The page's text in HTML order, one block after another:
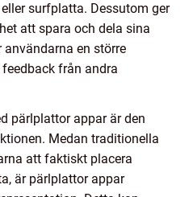
surfplatta. Dessutom ger
att spara och dela sina
användarna en större
från andra
pärlplattor appar är den
Medan traditionella
att faktiskt placera
är pärlplattor appar